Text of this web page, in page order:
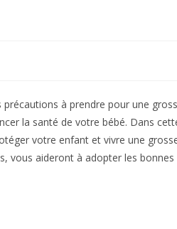
à prendre pour une
la santé de votre bébé. Dans
votre enfant et vivre une
vous aideront à adopter les